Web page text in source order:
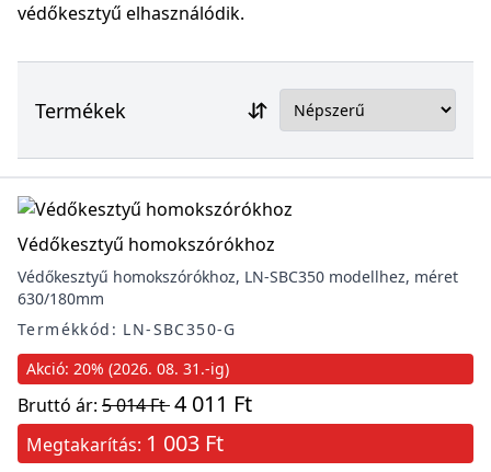
védőkesztyű elhasználódik.
Termékek
Védőkesztyű homokszórókhoz
Védőkesztyű homokszórókhoz, LN-SBC350 modellhez, méret
630/180mm
Termékkód: LN-SBC350-G
Akció: 20% (2026. 08. 31.-ig)
Bruttó ár: 5 014 Ft4 011 Ft
Megtakarítás: 1 003 Ft